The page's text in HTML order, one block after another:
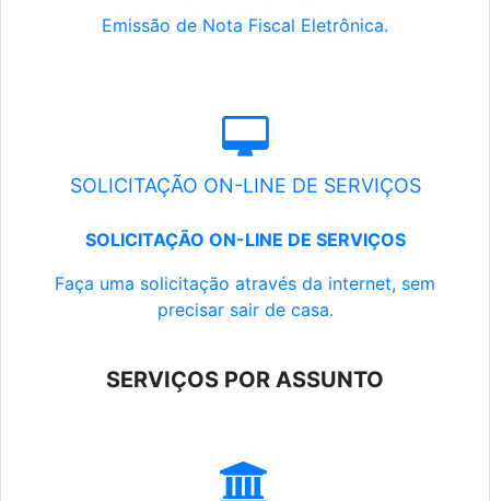
Emissão de Nota Fiscal Eletrônica.
SOLICITAÇÃO ON-LINE DE SERVIÇOS
SOLICITAÇÃO ON-LINE DE SERVIÇOS
Faça uma solicitação através da internet, sem
precisar sair de casa.
SERVIÇOS POR ASSUNTO